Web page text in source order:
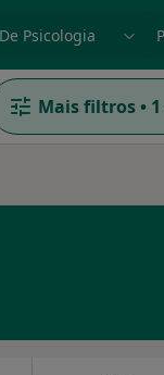
Mais filtros • 1